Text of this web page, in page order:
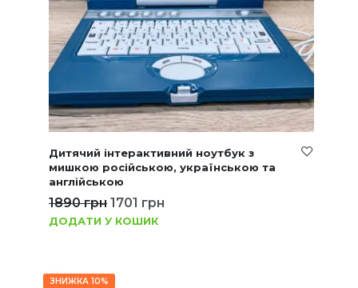
Дитячий інтерактивний ноутбук з
мишкою російською, українською та
англійською
1890грн 1701 грн
ДОДАТИ У КОШИК
ЗНИЖКА 10%